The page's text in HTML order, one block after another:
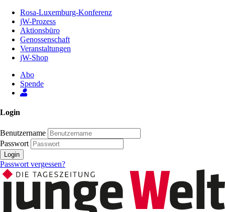
Inhalt
Seite
Rosa-Luxemburg-Konferenz
jW-Prozess
Aktionsbüro
Genossenschaft
Veranstaltungen
jW-Shop
Abo
Spende
Login
Benutzername
Passwort
Login
Passwort vergessen?